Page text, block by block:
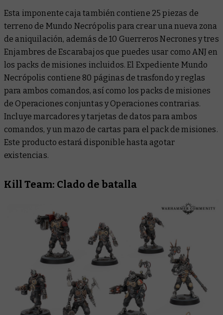
Esta imponente caja también contiene 25 piezas de
terreno de Mundo Necrópolis para crear una nueva zona
de aniquilación, además de 10 Guerreros Necrones y tres
Enjambres de Escarabajos que puedes usar como ANJ en
los packs de misiones incluidos. El Expediente Mundo
Necrópolis contiene 80 páginas de trasfondo y reglas
para ambos comandos, así como los packs de misiones
de Operaciones conjuntas y Operaciones contrarias.
Incluye marcadores y tarjetas de datos para ambos
comandos, y un mazo de cartas para el pack de misiones.
Este producto estará disponible hasta agotar
existencias.
Kill Team: Clado de batalla